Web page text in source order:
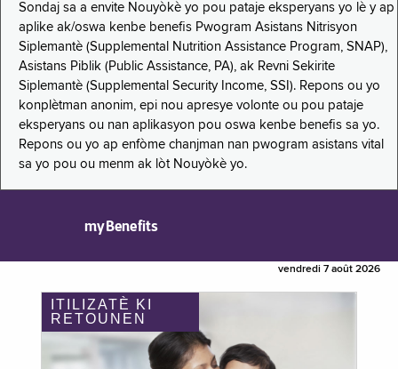
Sondaj sa a envite Nouyòkè yo pou pataje eksperyans yo lè y ap
aplike ak/oswa kenbe benefis Pwogram Asistans Nitrisyon
Siplemantè (Supplemental Nutrition Assistance Program, SNAP),
Asistans Piblik (Public Assistance, PA), ak Revni Sekirite
Siplemantè (Supplemental Security Income, SSI). Repons ou yo
konplètman anonim, epi nou apresye volonte ou pou pataje
eksperyans ou nan aplikasyon pou oswa kenbe benefis sa yo.
Repons ou yo ap enfòme chanjman nan pwogram asistans vital
sa yo pou ou menm ak lòt Nouyòkè yo.
myBenefits
vendredi 7 août 2026
ITILIZATÈ KI
RETOUNEN